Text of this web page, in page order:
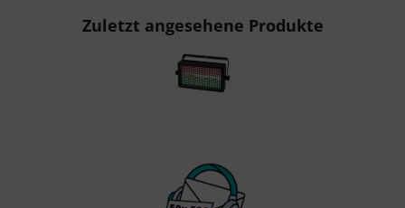
Zuletzt angesehene Produkte